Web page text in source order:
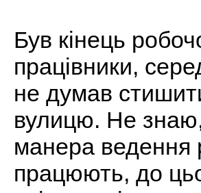
Був кінець
працівники,
не думав
вулицю. Не
манера ведення
працюють, до